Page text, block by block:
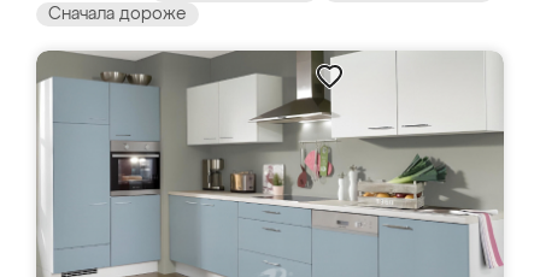
Сначала дороже